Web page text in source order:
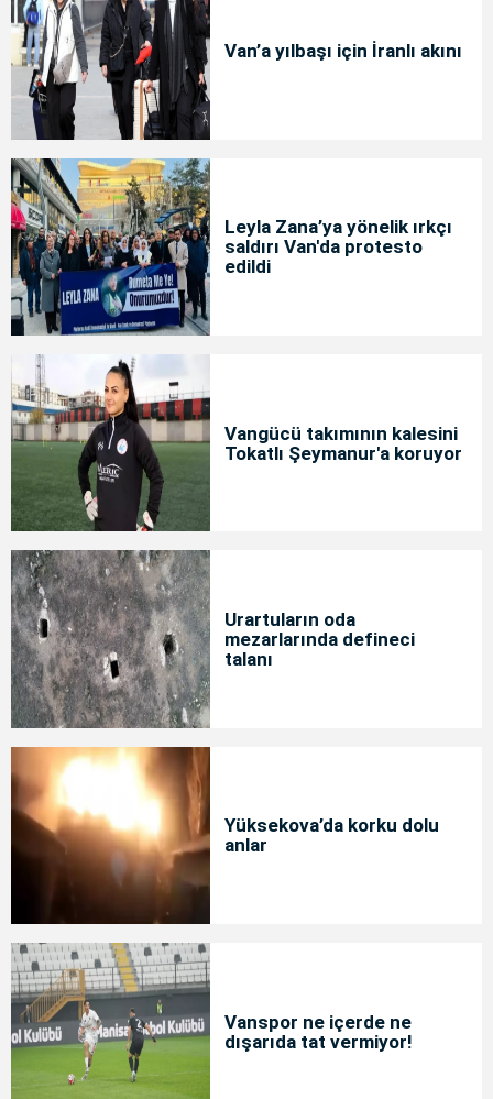
Van’a yılbaşı için İranlı akını
Leyla Zana’ya yönelik ırkçı
saldırı Van'da protesto
edildi
Vangücü takımının kalesini
Tokatlı Şeymanur'a koruyor
Urartuların oda
mezarlarında defineci
talanı
Yüksekova’da korku dolu
anlar
Vanspor ne içerde ne
dışarıda tat vermiyor!